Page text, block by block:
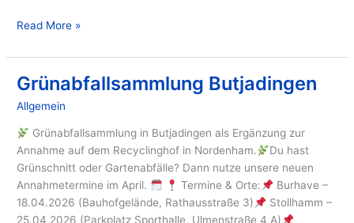
Read More »
Grünabfallsammlung Butjadingen
Allgemein
Grünabfallsammlung in Butjadingen als Ergänzung zur
Annahme auf dem Recyclinghof in Nordenham.
Du hast
Grünschnitt oder Gartenabfälle? Dann nutze unsere neuen
Annahmetermine im April.
Termine & Orte:
Burhave –
18.04.2026 (Bauhofgelände, Rathausstraße 3)
Stollhamm –
25.04.2026 (Parkplatz Sporthalle, Ulmenstraße 4 A)
Grünabfallsammlung